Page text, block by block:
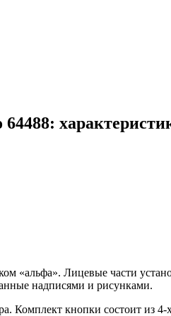
«альфа». Лицевые части
надписями и рисунками.
Комплект кнопки состоит из